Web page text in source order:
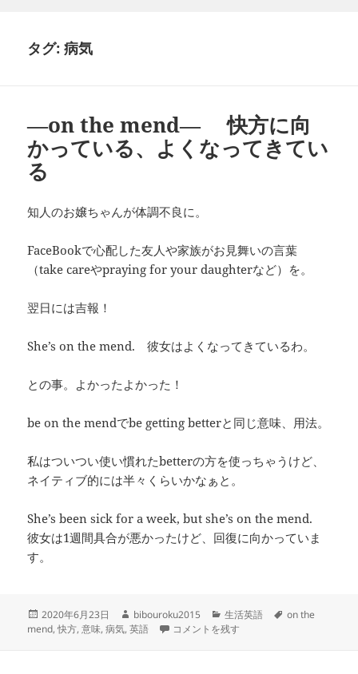
タグ:病気
―on the mend― 快方に向
かっている、よくなってきてい
る
知人のお嬢ちゃんが体調不良に。
FaceBookで心配した友人や家族がお見舞いの言葉
（take careやpraying for your daughterなど）を。
翌日には吉報！
She’s on the mend. 彼女はよくなってきているわ。
との事。よかったよかった！
be on the mendでbe getting betterと同じ意味、用法。
私はついつい使い慣れたbetterの方を使っちゃうけど、
ネイティブ的には半々くらいかなぁと。
She’s been sick for a week, but she’s on the mend.
彼女は1週間具合が悪かったけど、回復に向かっていま
す。
投
稿
2020年6月23日
作
成
bibouroku2015
カ
テ
生活英語
タ
on the
mend,快方,意味,病気,英語 ―on the mend― 快方に向かっている、
コメントを残す